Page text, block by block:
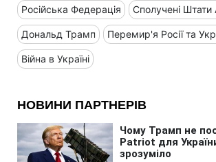
Російська Федерація Сполучені
Дональд Трамп Перемир'я Росії та
Війна в Україні